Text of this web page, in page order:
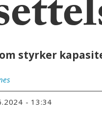
styrker
- 13:34